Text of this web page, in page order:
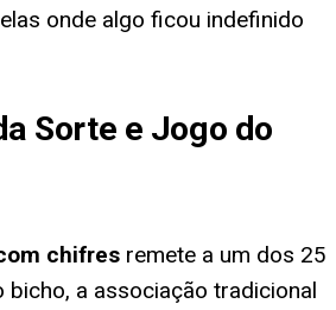
onde algo ficou indefinido
Sorte e Jogo do
chifres remete a um dos 25
bicho, a associação tradicional